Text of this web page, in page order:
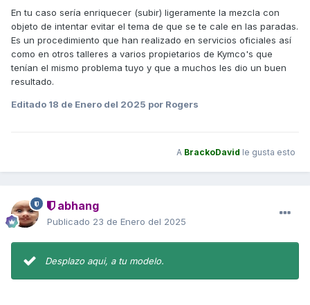
En tu caso sería enriquecer (subir) ligeramente la mezcla con
objeto de intentar evitar el tema de que se te cale en las paradas.
Es un procedimiento que han realizado en servicios oficiales así
como en otros talleres a varios propietarios de Kymco's que
tenían el mismo problema tuyo y que a muchos les dio un buen
resultado.
Editado 18 de Enero del 2025 por Rogers
A BrackoDavid le gusta esto
abhang
Publicado 23 de Enero del 2025
Desplazo aqui, a tu modelo.